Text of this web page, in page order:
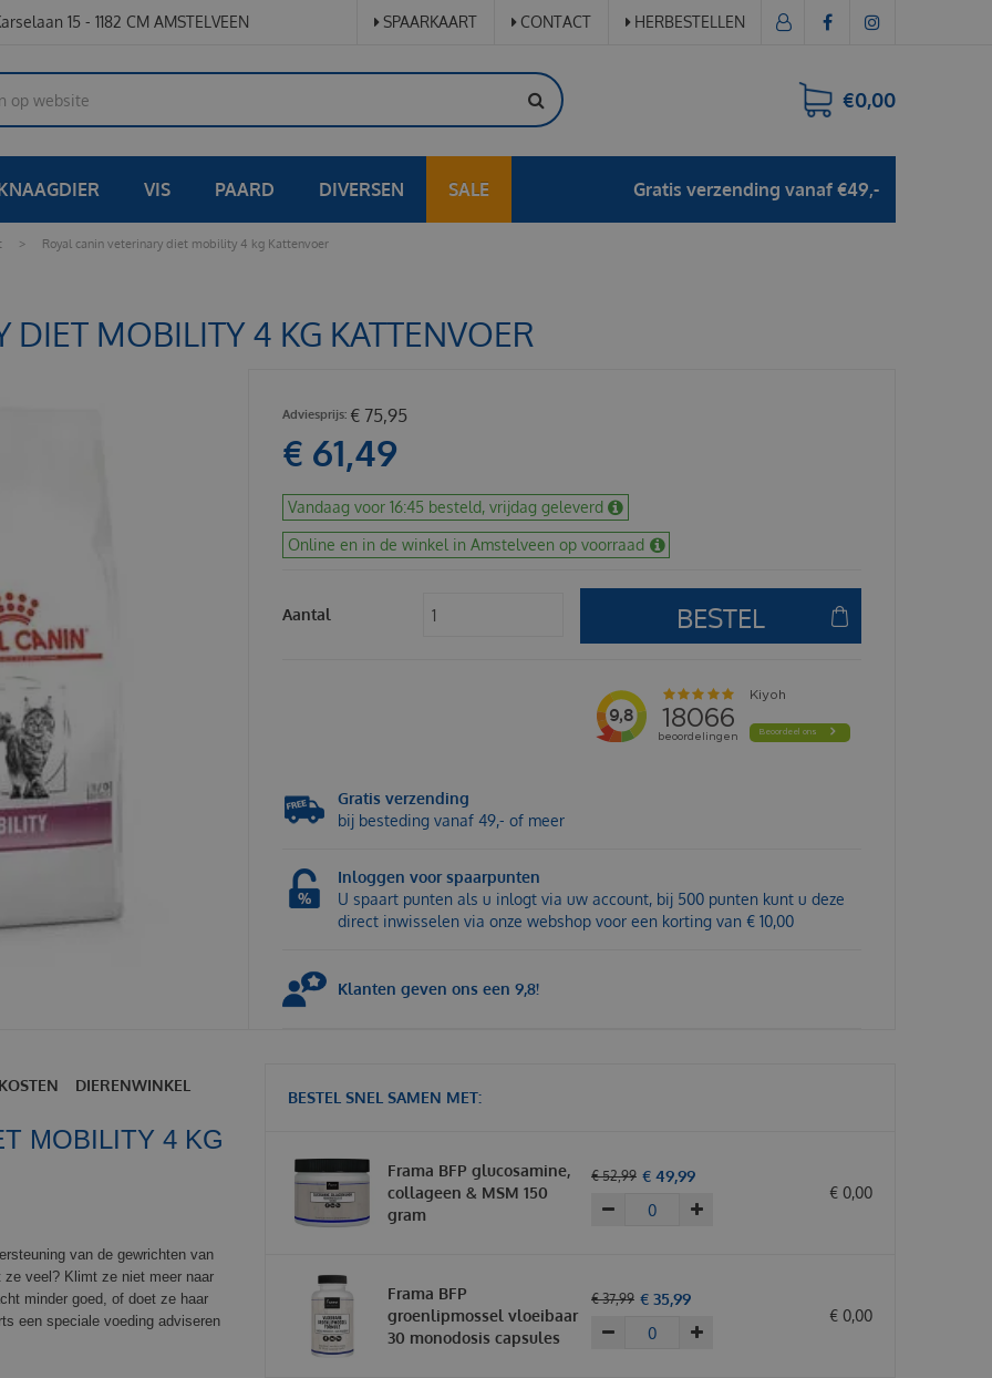
> Royal canin veterinary diet mobility 4 kg Kattenvoer
15 - 1182 CM AMSTELVEEN SPAARKAART CONTACT HERBESTELLEN
€0,00
VIS PAARD DIVERSEN SALE Gratis verzending vanaf €49,-
DIET MOBILITY 4 KG KATTENVOER
€ 75,95
€ 61,49
Vandaag voor 16:45 besteld, vrijdag geleverd
Online en in de winkel in Amstelveen op voorraad
Aantal
Gratis verzending
bij besteding vanaf 49,- of meer
Inloggen voor spaarpunten
U spaart punten als u inlogt via uw account, bij 500 punten kunt u deze
direct inwisselen via onze webshop voor een korting van € 10,00
Klanten geven ons een 9,8!
DIERENWINKEL
MOBILITY 4 KG
van de gewrichten van
veel? Klimt ze niet meer naar
minder goed, of doet ze haar
een speciale voeding adviseren
BESTEL SNEL SAMEN MET:
Frama BFP glucosamine,
collageen & MSM 150
gram
€ 52,99 € 49,99
€ 0,00
Frama BFP
groenlipmossel vloeibaar
30 monodosis capsules
€ 37,99 € 35,99
€ 0,00